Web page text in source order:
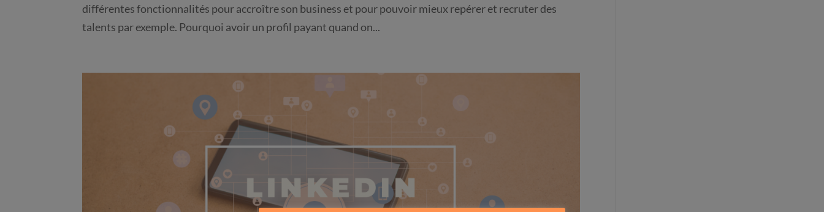
différentes fonctionnalités pour accroître son business et pour pouvoir mieux repérer et recruter des
talents par exemple. Pourquoi avoir un profil payant quand on...